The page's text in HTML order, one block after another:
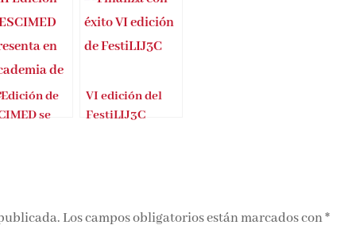
de
se
VI edición del
FestiLIJ3C
Los campos obligatorios están marcados con*